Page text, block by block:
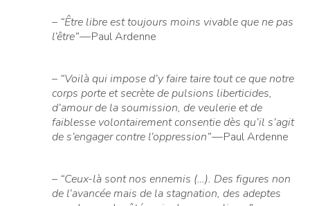
– “Être libre est toujours moins vivable que ne pas
l’être”— Paul Ardenne
– “Voilà qui impose d’y faire taire tout ce que notre
corps porte et secrète de pulsions liberticides,
d’amour de la soumission, de veulerie et de
faiblesse volontairement consentie dès qu’il s’agit
de s’engager contre l’oppression”— Paul Ardenne
– “Ceux-là sont nos ennemis (…). Des figures non
de l’avancée mais de la stagnation, des adeptes